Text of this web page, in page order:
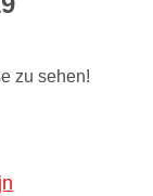
zu sehen!